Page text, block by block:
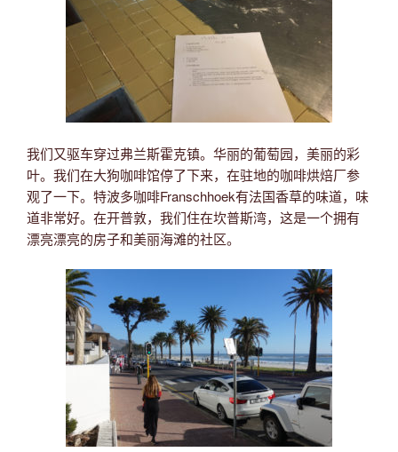
我们又驱车穿过弗兰斯霍克镇。华丽的葡萄园，美丽的彩
叶。我们在大狗咖啡馆停了下来，在驻地的咖啡烘焙厂参
观了一下。特波多咖啡Franschhoek有法国香草的味道，味
道非常好。在开普敦，我们住在坎普斯湾，这是一个拥有
漂亮漂亮的房子和美丽海滩的社区。